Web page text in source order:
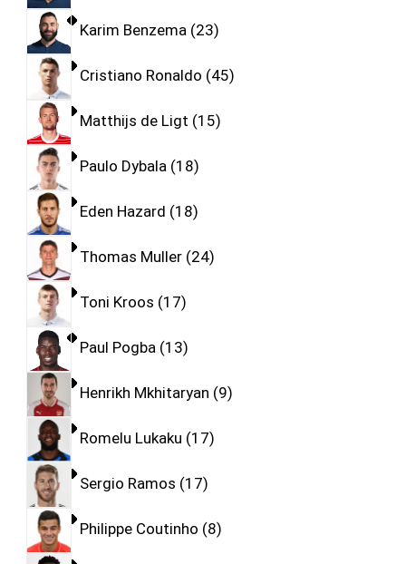
Karim Benzema 23
Cristiano Ronaldo 45
Matthijs de Ligt 15
Paulo Dybala 18
Eden Hazard 18
Thomas Muller 24
Toni Kroos 17
Paul Pogba 13
Henrikh Mkhitaryan 9
Romelu Lukaku 17
Sergio Ramos 17
Philippe Coutinho 8